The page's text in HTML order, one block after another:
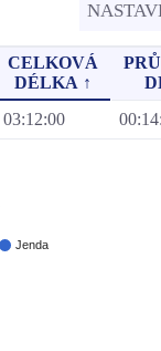
CELKOVÁ
DÉLKA ↑
03:12:00
Jenda